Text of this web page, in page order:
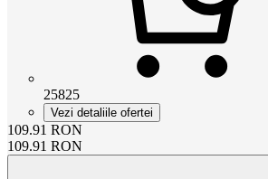
25825
Vezi detaliile ofertei
109.91 RON
109.91 RON